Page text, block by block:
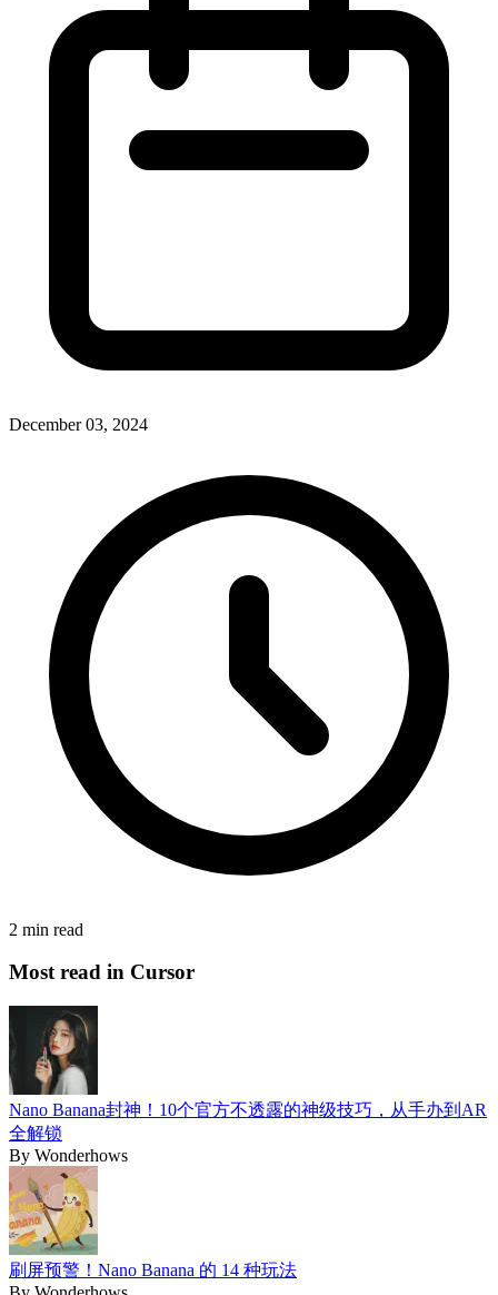
December 03, 2024
2 min read
Most read in Cursor
Nano Banana封神！10个官方不透露的神级技巧，从手办到AR
全解锁
By Wonderhows
刷屏预警！Nano Banana 的 14 种玩法